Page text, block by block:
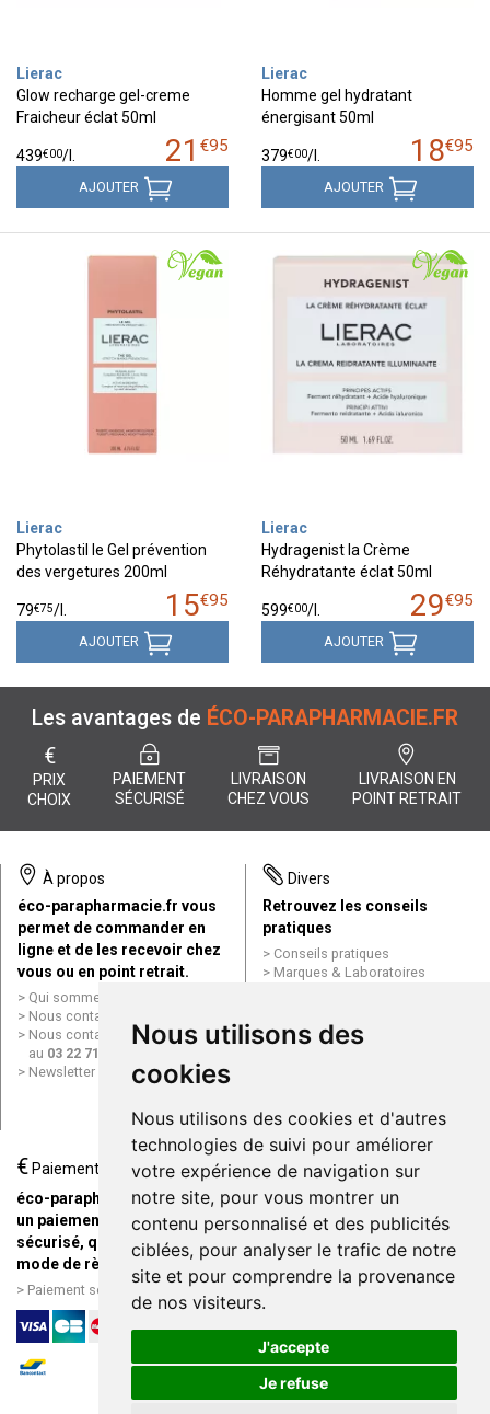
Nous utilisons des
cookies
Nous utilisons des cookies et d'autres
technologies de suivi pour améliorer
votre expérience de navigation sur
notre site, pour vous montrer un
contenu personnalisé et des publicités
ciblées, pour analyser le trafic de notre
site et pour comprendre la provenance
de nos visiteurs.
J'accepte
Je refuse
Lierac
Glow recharge gel-creme
Fraicheur éclat 50ml
21 €95
439€00/
AJOUTER
Lierac
Homme gel hydratant
énergisant 50ml
18€95
379€00/
AJOUTER
Lierac
Phytolastil le Gel prévention
des vergetures 200ml
15€95
79€75/
AJOUTER
Lierac
Hydragenist la Crème
Réhydratante éclat 50ml
29€95
599€00/
AJOUTER
Les avantages de ÉCO-PARAPHARMACIE.FR
€
PRIX
CHOIX
PAIEMENT
SÉCURISÉ
LIVRAISON
CHEZ VOUS
LIVRAISON EN
POINT RETRAIT
À propos
éco-parapharmacie.fr vous
permet de commander en
ligne et de les recevoir chez
vous ou en point retrait.
Qui sommes nous ?
Nous contacter par e-mail
Nous contacter par téléphone
au 03 22 71 64 10
Newsletter
Divers
Retrouvez les conseils
pratiques
Conseils pratiques
Marques & Laboratoires
Mentions légales
Données personnelles
ligne
€ Paiement
éco-parapharmacie.fr offre
un paiement entièrement
sécurisé, quel que soit le
mode de règlement
Paiement sécurisé et simple
Livraison / Point retrait
Commandez en ligne et
recevez votre commande
rapidement chez vous ou en
point retrait
Livraison chez vous ou en